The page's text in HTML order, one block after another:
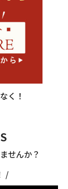
く！
せんか？
/